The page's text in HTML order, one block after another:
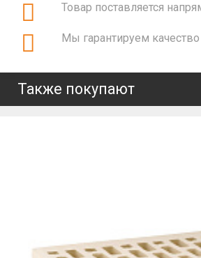
Товар поставляется
Мы гарантируем
Также покупают